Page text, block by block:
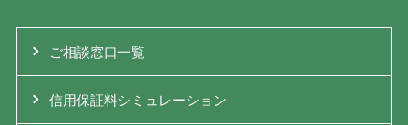
ご相談窓口一覧
信用保証料シミュレーション